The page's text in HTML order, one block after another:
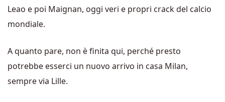
Leao e poi Maignan, oggi veri e propri crack del calcio
mondiale.
A quanto pare, non è finita qui, perché presto
potrebbe esserci un nuovo arrivo in casa Milan,
sempre via Lille.